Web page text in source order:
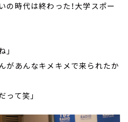
の時代は終わった！大学スポー
」
があんなキメキメで来られたか
って笑」